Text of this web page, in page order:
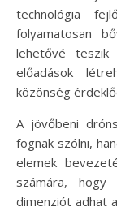
technológia
folyamatosan
lehetővé teszik
előadások
közönség
A jövőbeni
fognak szólni,
elemek
számára,
dimenziót adhat